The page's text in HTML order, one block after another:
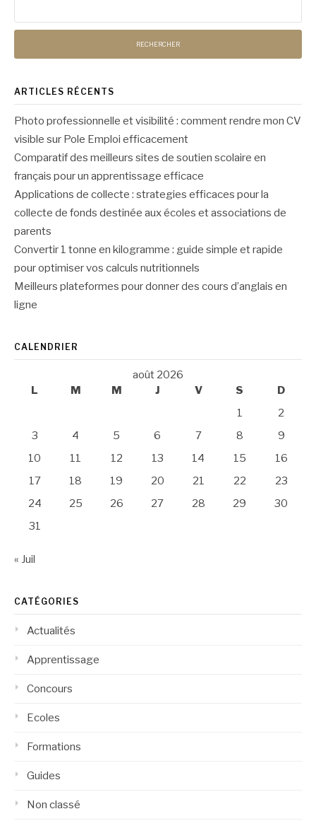
ARTICLES RÉCENTS
Photo professionnelle et visibilité : comment rendre mon CV
visible sur Pole Emploi efficacement
Comparatif des meilleurs sites de soutien scolaire en
français pour un apprentissage efficace
Applications de collecte : strategies efficaces pour la
collecte de fonds destinée aux écoles et associations de
parents
Convertir 1 tonne en kilogramme : guide simple et rapide
pour optimiser vos calculs nutritionnels
Meilleurs plateformes pour donner des cours d’anglais en
ligne
CALENDRIER
août 2026
L
M M J V S
D
1
2
3
4 5 6 7 8
9
10
11 12 13 14 15
16
17
18 19 20 21 22
23
24
25 26 27 28 29
30
31
« Juil
CATÉGORIES
Actualités
Apprentissage
Concours
Ecoles
Formations
Guides
Non classé